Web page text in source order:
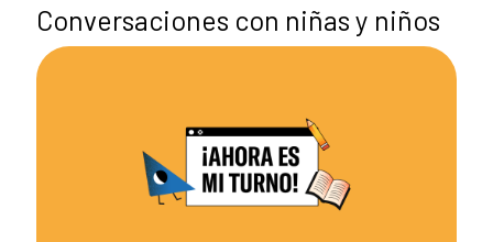
Conversaciones con niñas y niños